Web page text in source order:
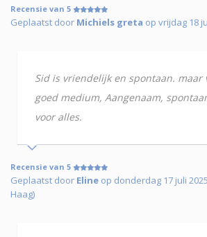
Recensie van 5
Geplaatst door Michiels greta op vrijdag 18
Sid is vriendelijk en spontaan. maar
goed medium, Aangenaam,
voor alles.
Recensie van 5
Geplaatst door Eline op donderdag 17 juli
Haag)